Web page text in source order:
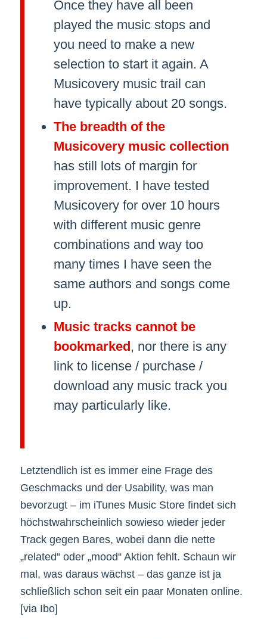
Once they have all been
played the music stops and
you need to make a new
selection to start it again. A
Musicovery music trail can
have typically about 20 songs.
The breadth of the
Musicovery music collection
has still lots of margin for
improvement. I have tested
Musicovery for over 10 hours
with different music genre
combinations and way too
many times I have seen the
same authors and songs come
up.
Music tracks cannot be
bookmarked , nor there is any
link to license / purchase /
download any music track you
may particularly like.
Letztendlich ist es immer eine Frage des
Geschmacks und der Usability, was man
bevorzugt – im iTunes Music Store findet sich
höchstwahrscheinlich sowieso wieder jeder
Track gegen Bares, wobei dann die nette
„related“ oder „mood“ Aktion fehlt. Schaun wir
mal, was daraus wächst – das ganze ist ja
schließlich schon seit ein paar Monaten online.
[via Ibo]